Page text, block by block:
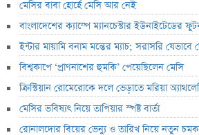
মেসির বাবা হোর্হে মেসি আর নেই
বাংলাদেশের ক্যাম্পে ম্যানচেস্টার ইউনাইটেডের
ইন্টার মায়ামি বনাম মন্তের ম্যাচ; সরাসরি যেভাবে
বিশ্বকাপে ‘প্রাণনাশের হুমকি’ পেয়েছিলেন মেসি
ক্রিস্টিয়ান রোমেরোকে দলে ভেড়াতে মরিয়া
মেসির ভবিষ্যৎ নিয়ে তাপিয়ার স্পষ্ট বার্তা
রোনালদোর বিয়ের ভেন্যু ও তারিখ নিয়ে নতুন চমক